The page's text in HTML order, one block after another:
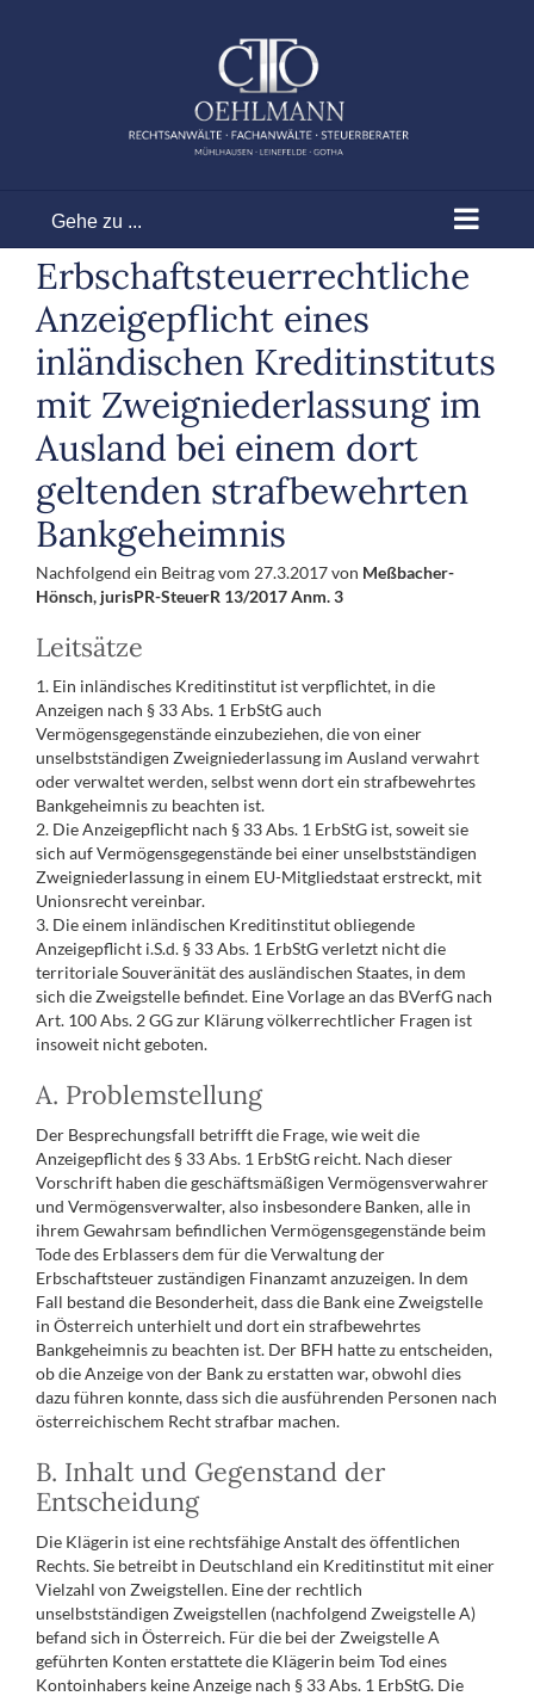
Gehe zu ...
Erbschaftsteuerrechtliche
Anzeigepflicht eines
inländischen Kreditinstituts
mit Zweigniederlassung im
Ausland bei einem dort
geltenden strafbewehrten
Bankgeheimnis
Nachfolgend ein Beitrag vom 27.3.2017 von Meßbacher-
Hönsch, jurisPR-SteuerR 13/2017 Anm. 3
Leitsätze
1. Ein inländisches Kreditinstitut ist verpflichtet, in die
Anzeigen nach § 33 Abs. 1 ErbStG auch
Vermögensgegenstände einzubeziehen, die von einer
unselbstständigen Zweigniederlassung im Ausland verwahrt
oder verwaltet werden, selbst wenn dort ein strafbewehrtes
Bankgeheimnis zu beachten ist.
2. Die Anzeigepflicht nach § 33 Abs. 1 ErbStG ist, soweit sie
sich auf Vermögensgegenstände bei einer unselbstständigen
Zweigniederlassung in einem EU-Mitgliedstaat erstreckt, mit
Unionsrecht vereinbar.
3. Die einem inländischen Kreditinstitut obliegende
Anzeigepflicht i.S.d. § 33 Abs. 1 ErbStG verletzt nicht die
territoriale Souveränität des ausländischen Staates, in dem
sich die Zweigstelle befindet. Eine Vorlage an das BVerfG nach
Art. 100 Abs. 2 GG zur Klärung völkerrechtlicher Fragen ist
insoweit nicht geboten.
A. Problemstellung
Der Besprechungsfall betrifft die Frage, wie weit die
Anzeigepflicht des § 33 Abs. 1 ErbStG reicht. Nach dieser
Vorschrift haben die geschäftsmäßigen Vermögensverwahrer
und Vermögensverwalter, also insbesondere Banken, alle in
ihrem Gewahrsam befindlichen Vermögensgegenstände beim
Tode des Erblassers dem für die Verwaltung der
Erbschaftsteuer zuständigen Finanzamt anzuzeigen. In dem
Fall bestand die Besonderheit, dass die Bank eine Zweigstelle
in Österreich unterhielt und dort ein strafbewehrtes
Bankgeheimnis zu beachten ist. Der BFH hatte zu entscheiden,
ob die Anzeige von der Bank zu erstatten war, obwohl dies
dazu führen konnte, dass sich die ausführenden Personen nach
österreichischem Recht strafbar machen.
B. Inhalt und Gegenstand der
Entscheidung
Die Klägerin ist eine rechtsfähige Anstalt des öffentlichen
Rechts. Sie betreibt in Deutschland ein Kreditinstitut mit einer
Vielzahl von Zweigstellen. Eine der rechtlich
unselbstständigen Zweigstellen (nachfolgend Zweigstelle A)
befand sich in Österreich. Für die bei der Zweigstelle A
geführten Konten erstattete die Klägerin beim Tod eines
Kontoinhabers keine Anzeige nach § 33 Abs. 1 ErbStG. Die